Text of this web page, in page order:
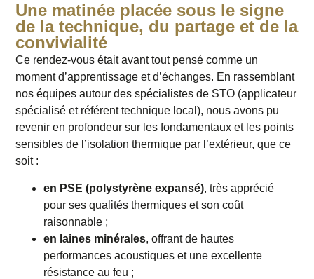
Une matinée placée sous le signe
de la technique, du partage et de la
convivialité
Ce rendez-vous était avant tout pensé comme un
moment d’apprentissage et d’échanges. En rassemblant
nos équipes autour des spécialistes de STO (applicateur
spécialisé et référent technique local), nous avons pu
revenir en profondeur sur les fondamentaux et les points
sensibles de l’isolation thermique par l’extérieur, que ce
soit :
en PSE (polystyrène expansé), très apprécié
pour ses qualités thermiques et son coût
raisonnable ;
en laines minérales, offrant de hautes
performances acoustiques et une excellente
résistance au feu ;